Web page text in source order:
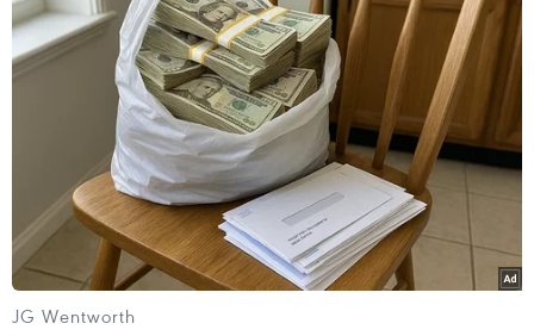
Ngày 13/11, một trận động đất mạnh 7,8 độ Richter
đã làm rung chuyển New Zealand, đồng thời đưa
ra cảnh báo sóng thần.
JG Wentworth